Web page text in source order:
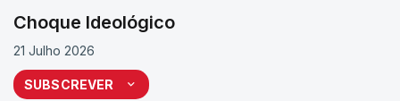
Choque Ideológico
21 Julho 2026
SUBSCREVER